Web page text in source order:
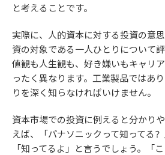
と考えることです。
実際に、人的資本に対する投資の意
資の対象である一人ひとりについて
値観も人生観も、好き嫌いもキャリ
ったく異なります。工業製品ではあ
りを深く知らなければいけません。
資本市場での投資に例えると分かり
えば、「パナソニックって知ってる
「知ってるよ」と言うでしょう。「